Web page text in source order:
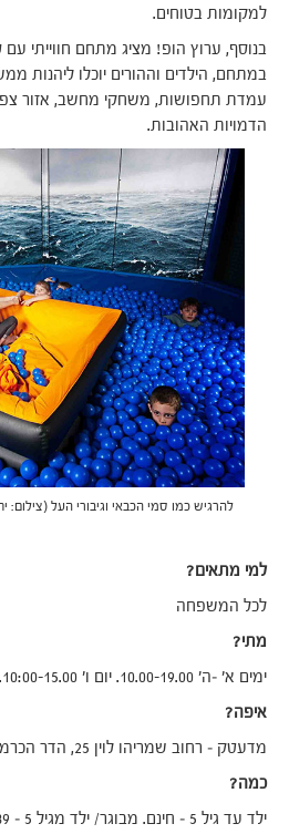
למקומות בטוחים.
בנוסף, ערוץ הופ! מציג מתחם חווייתי
במתחם, הילדים וההורים יוכלו ליהנות
עמדת תחפושות, משחקי מחשב, אזור
הדמויות האהובות.
להרגיש כמו סמי הכבאי וגיבורי העל (צילום:
למי מתאים?
לכל המשפחה
מתי?
ימים א' –ה' 10.00-19.00. יום ו' 10:00-15.00. שבת 10:00-19.00.
איפה?
מדעטק – רחוב שמריהו לוין 25, הדר הכרמל, חיפה.
כמה?